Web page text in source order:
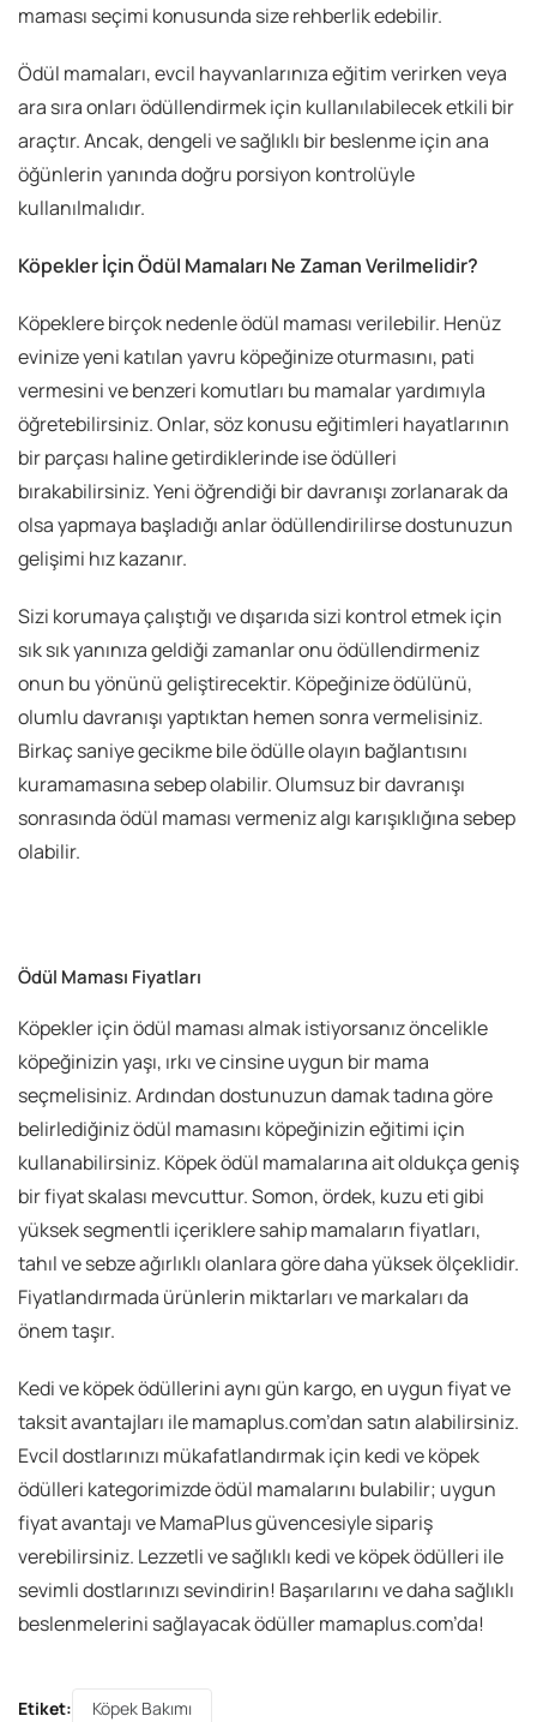
maması seçimi konusunda size rehberlik edebilir.
Ödül mamaları, evcil hayvanlarınıza eğitim verirken veya
ara sıra onları ödüllendirmek için kullanılabilecek etkili bir
araçtır. Ancak, dengeli ve sağlıklı bir beslenme için ana
öğünlerin yanında doğru porsiyon kontrolüyle
kullanılmalıdır.
Köpekler İçin Ödül Mamaları Ne Zaman Verilmelidir?
Köpeklere birçok nedenle ödül maması verilebilir. Henüz
evinize yeni katılan yavru köpeğinize oturmasını, pati
vermesini ve benzeri komutları bu mamalar yardımıyla
öğretebilirsiniz. Onlar, söz konusu eğitimleri hayatlarının
bir parçası haline getirdiklerinde ise ödülleri
bırakabilirsiniz. Yeni öğrendiği bir davranışı zorlanarak da
olsa yapmaya başladığı anlar ödüllendirilirse dostunuzun
gelişimi hız kazanır.
Sizi korumaya çalıştığı ve dışarıda sizi kontrol etmek için
sık sık yanınıza geldiği zamanlar onu ödüllendirmeniz
onun bu yönünü geliştirecektir. Köpeğinize ödülünü,
olumlu davranışı yaptıktan hemen sonra vermelisiniz.
Birkaç saniye gecikme bile ödülle olayın bağlantısını
kuramamasına sebep olabilir. Olumsuz bir davranışı
sonrasında ödül maması vermeniz algı karışıklığına sebep
olabilir.
Ödül Maması Fiyatları
Köpekler için ödül maması almak istiyorsanız öncelikle
köpeğinizin yaşı, ırkı ve cinsine uygun bir mama
seçmelisiniz. Ardından dostunuzun damak tadına göre
belirlediğiniz ödül mamasını köpeğinizin eğitimi için
kullanabilirsiniz. Köpek ödül mamalarına ait oldukça geniş
bir fiyat skalası mevcuttur. Somon, ördek, kuzu eti gibi
yüksek segmentli içeriklere sahip mamaların fiyatları,
tahıl ve sebze ağırlıklı olanlara göre daha yüksek ölçeklidir.
Fiyatlandırmada ürünlerin miktarları ve markaları da
önem taşır.
Kedi ve köpek ödüllerini aynı gün kargo, en uygun fiyat ve
taksit avantajları ile mamaplus.com’dan satın alabilirsiniz.
Evcil dostlarınızı mükafatlandırmak için kedi ve köpek
ödülleri kategorimizde ödül mamalarını bulabilir; uygun
fiyat avantajı ve MamaPlus güvencesiyle sipariş
verebilirsiniz. Lezzetli ve sağlıklı kedi ve köpek ödülleri ile
sevimli dostlarınızı sevindirin! Başarılarını ve daha sağlıklı
beslenmelerini sağlayacak ödüller mamaplus.com’da!
Etiket: Köpek Bakımı